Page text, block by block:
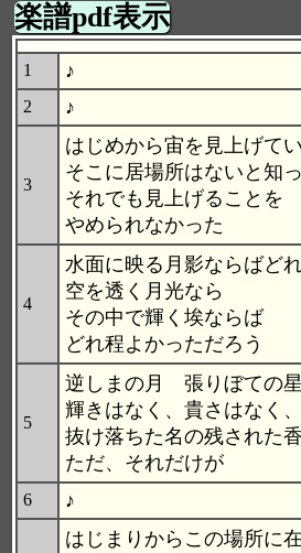
楽譜pdf表示
1 ♪
2 ♪
3
はじめから宙を見上げて
そこに居場所はないと知
それでも見上げることを
やめられなかった
4
水面に映る月影ならばど
空を透く月光なら
その中で輝く埃ならば
どれ程よかっただろう
5
逆しまの月 張りぼての星
輝きはなく、貴さはなく
抜け落ちた名の残された
ただ、それだけが
6 ♪
はじまりからこの場所に